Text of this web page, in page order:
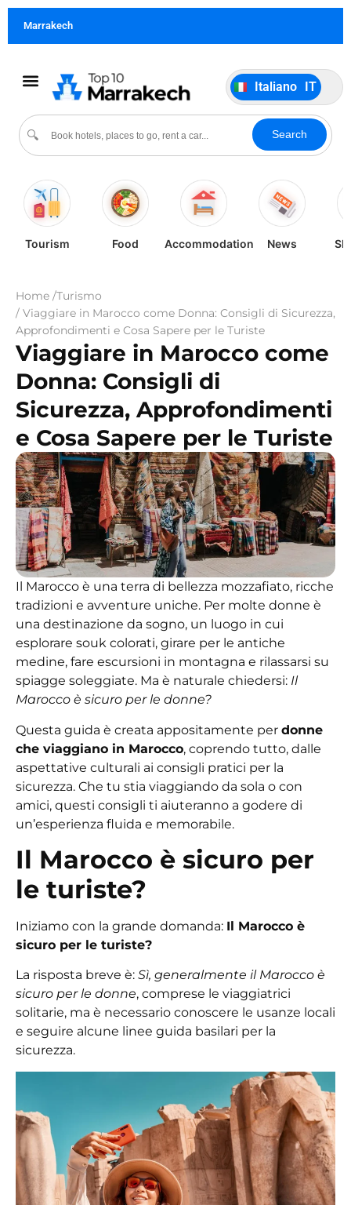
Marrakech
🔍 Search
Italiano IT
German DE
Português PT
Español ES
Tourism Food Accommodation News
Home /Turismo
/ Viaggiare in Marocco come Donna: Consigli di Sicurezza,
Approfondimenti e Cosa Sapere per le Turiste
Viaggiare in Marocco come
Donna: Consigli di
Sicurezza, Approfondimenti
e Cosa Sapere per le Turiste
Il Marocco è una terra di bellezza mozzafiato, ricche
tradizioni e avventure uniche. Per molte donne è
una destinazione da sogno, un luogo in cui
esplorare souk colorati, girare per le antiche
medine, fare escursioni in montagna e rilassarsi su
spiagge soleggiate. Ma è naturale chiedersi: Il
Marocco è sicuro per le donne?
Questa guida è creata appositamente per donne
che viaggiano in Marocco, coprendo tutto, dalle
aspettative culturali ai consigli pratici per la
sicurezza. Che tu stia viaggiando da sola o con
amici, questi consigli ti aiuteranno a godere di
un’esperienza fluida e memorabile.
Il Marocco è sicuro per
le turiste?
Iniziamo con la grande domanda: Il Marocco è
sicuro per le turiste?
La risposta breve è: Sì, generalmente il Marocco è
sicuro per le donne, comprese le viaggiatrici
solitarie, ma è necessario conoscere le usanze locali
e seguire alcune linee guida basilari per la
sicurezza.